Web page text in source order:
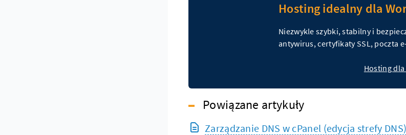
Hosting idealny dla
Niezwykle szybki, stabilny i
antywirus, certyfikaty SSL, poczta
Hosting
Powiązane artykuły
Zarządzanie DNS w cPanel (edycja strefy DNS)